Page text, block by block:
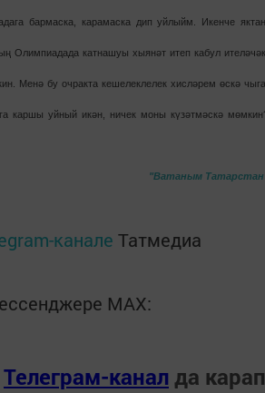
бармас­ка, карамаска дип уйлыйм. Икенче
Олимпиадада катнашуы хыянәт итеп кабул
Менә бу очракта кешелеклелек хисләрем өскә
каршы уйный икән, ничек моны күзәт­мәскә
"Ватаным
канале Татмедиа
MАХ:
Телеграм-канал да карап